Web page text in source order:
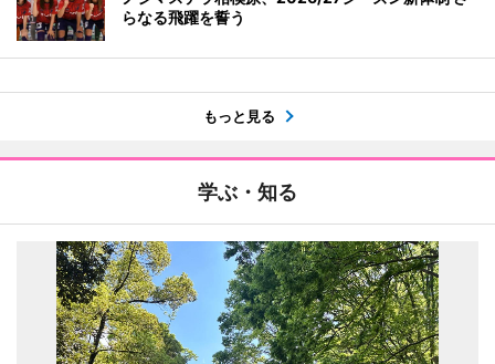
らなる飛躍を誓う
もっと見る
学ぶ・知る